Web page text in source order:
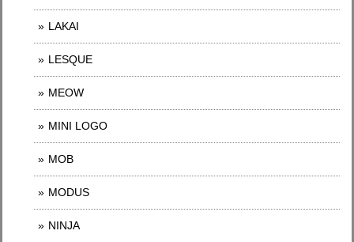
LAKAI
LESQUE
MEOW
MINI LOGO
MOB
MODUS
NINJA